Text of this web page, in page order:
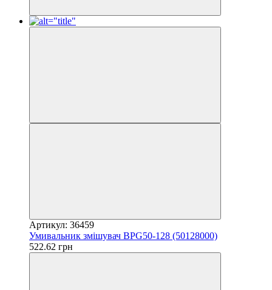
Артикул: 36459
Умивальник змішувач BPG50-128 (50128000)
522.62 грн